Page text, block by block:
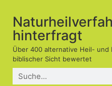
hinterfragt
Über 400 alternative Heil- und
biblischer Sicht bewertet